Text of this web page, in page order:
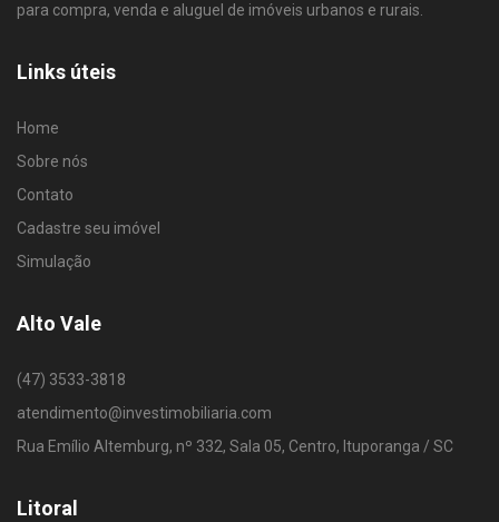
para compra, venda e aluguel de imóveis urbanos e rurais.
Links úteis
Home
Sobre nós
Contato
Cadastre seu imóvel
Simulação
Alto Vale
(47) 3533-3818
atendimento@investimobiliaria.com
Rua Emílio Altemburg, nº 332, Sala 05, Centro, Ituporanga / SC
Litoral